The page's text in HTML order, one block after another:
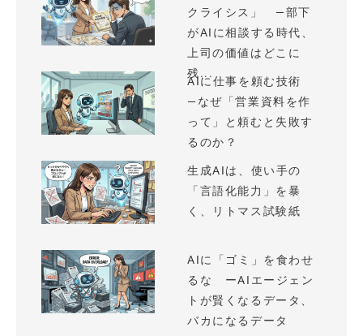
クライシス」 —部下
がAIに相談する時代、
上司の価値はどこに
残...
AIに仕事を頼む技術
—なぜ「営業資料を作
って」と頼むと失敗す
るのか？
生成AIは、使い手の
「言語化能力」を暴
く、リトマス試験紙
AIに「ゴミ」を食わせ
るな ーAIエージェン
トが賢くなるデータ、
バカになるデータ